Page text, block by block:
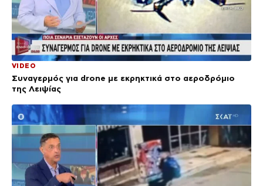
VIDEO
Συναγερμός για drone με εκρηκτικά στο αεροδρόμιο
της Λειψίας